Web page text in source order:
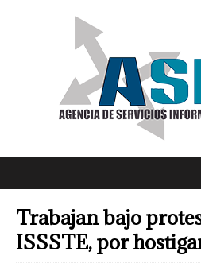
Trabajan bajo
ISSSTE, por